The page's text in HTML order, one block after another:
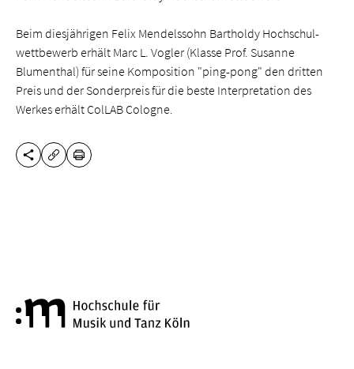
Beim diesjährigen Felix Mendelssohn Bartholdy Hochschul­
wettbewerb erhält Marc L. Vogler (Klasse Prof. Susanne
Blumenthal) für seine Komposition "ping-pong" den dritten
Preis und der Sonderpreis für die beste Interpretation des
Werkes erhält ColLAB Cologne.
DIESE SEITE TEILEN
URL KOPIEREN
DRUCKEN